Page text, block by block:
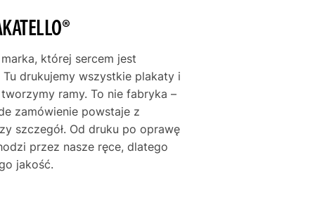
jako ozdoba wnętrz urządzonych w
naturalnych materiałów, jasnych barw i
się również w aranżacje inspirowane
egzotycznymi podróżami. Nada
charakteru i pozwoli choć na
beztroskiej krainy.
w sobie nieodparty urok i ponadczasowe
w barwnej, nastrojowej kompozycji,
progi powiew śródziemnomorskiej bryzy.
się do tej pełnej słońca krainy i poczuć
której sercem jest
drukujemy wszystkie plakaty i
ramy. To nie fabryka –
zamówienie powstaje z
szczegół. Od druku po oprawę
przez nasze ręce, dlatego
jakość.